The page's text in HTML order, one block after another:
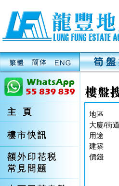
地區
大廈/街道
用途
建築
價錢